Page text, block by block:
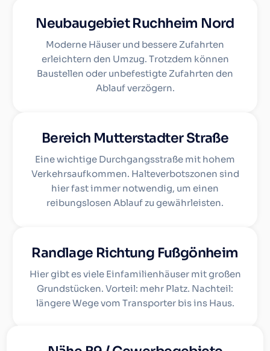
Neubaugebiet Ruchheim Nord
Moderne Häuser und bessere Zufahrten
erleichtern den Umzug. Trotzdem können
Baustellen oder unbefestigte Zufahrten den
Ablauf verzögern.
Bereich Mutterstadter Straße
Eine wichtige Durchgangsstraße mit hohem
Verkehrsaufkommen. Halteverbotszonen sind
hier fast immer notwendig, um einen
reibungslosen Ablauf zu gewährleisten.
Randlage Richtung Fußgönheim
Hier gibt es viele Einfamilienhäuser mit großen
Grundstücken. Vorteil: mehr Platz. Nachteil:
längere Wege vom Transporter bis ins Haus.